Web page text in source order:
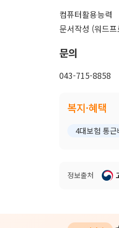
컴퓨터활용능력
문서작성 (워드
문의
043-715-8858
복지·혜택
4대보험 통근
정보출처